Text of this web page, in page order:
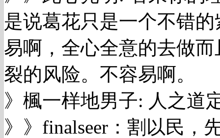
是说葛花只是一个不错
易啊，全心全意的去做
裂的风险。不容易啊。
》楓一样地男子: 人之道
》》finalseer：割以民，